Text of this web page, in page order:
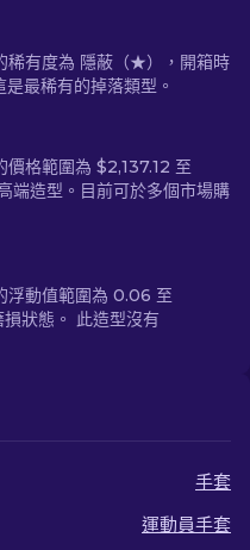
有度為 隱蔽（★），開箱時
最稀有的掉落類型。
格範圍為 $2,137.12 至
端造型。目前可於多個市場購
浮動值範圍為 0.06 至
狀態。 此造型沒有
手套
運動員手套